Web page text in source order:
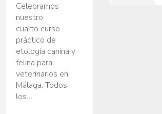
Celebramos
nuestro
cuarto curso
práctico de
etología canina y
felina para
veterinarios en
Málaga. Todos
los…